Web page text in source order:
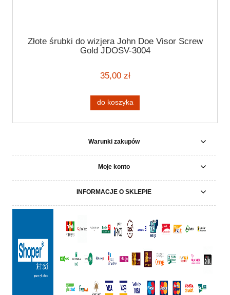
Złote śrubki do wizjera John Doe Visor Screw
Gold JDOSV-3004
35,00 zł
do koszyka
Warunki zakupów
Moje konto
INFORMACJE O SKLEPIE